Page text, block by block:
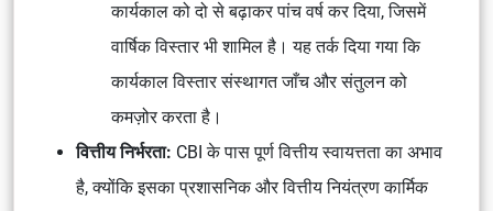
कार्यकाल को दो से बढ़ाकर पांच वर्ष कर दिया, जिसमें
वार्षिक विस्तार भी शामिल है। यह तर्क दिया गया कि
कार्यकाल विस्तार संस्थागत जाँच और संतुलन को
कमज़ोर करता है।
वित्तीय निर्भरता: CBI के पास पूर्ण वित्तीय स्वायत्तता का अभाव
है, क्योंकि इसका प्रशासनिक और वित्तीय नियंत्रण कार्मिक